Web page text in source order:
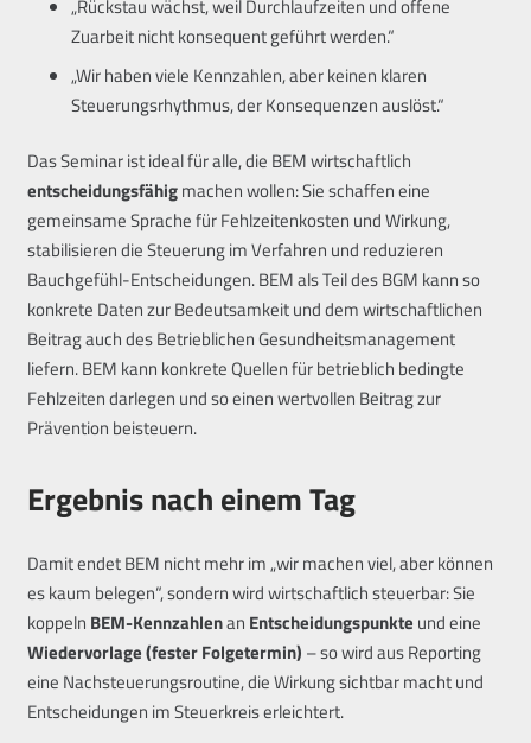
„Rückstau wächst, weil Durchlaufzeiten und offene
Zuarbeit nicht konsequent geführt werden.“
„Wir haben viele Kennzahlen, aber keinen klaren
Steuerungsrhythmus, der Konsequenzen auslöst.“
Das Seminar ist ideal für alle, die BEM wirtschaftlich
entscheidungsfähigmachen wollen: Sie schaffen eine
gemeinsame Sprache für Fehlzeitenkosten und Wirkung,
stabilisieren die Steuerung im Verfahren und reduzieren
Bauchgefühl-Entscheidungen. BEM als Teil des BGM kann so
konkrete Daten zur Bedeutsamkeit und dem wirtschaftlichen
Beitrag auch des Betrieblichen Gesundheitsmanagement
liefern. BEM kann konkrete Quellen für betrieblich bedingte
Fehlzeiten darlegen und so einen wertvollen Beitrag zur
Prävention beisteuern.
Ergebnis nach einem Tag
Damit endet BEM nicht mehr im „wir machen viel, aber können
es kaum belegen“, sondern wird wirtschaftlich steuerbar: Sie
koppeln BEM-Kennzahlenan Entscheidungspunkte und eine
Wiedervorlage (fester Folgetermin) – so wird aus Reporting
eine Nachsteuerungsroutine, die Wirkung sichtbar macht und
Entscheidungen im Steuerkreis erleichtert.